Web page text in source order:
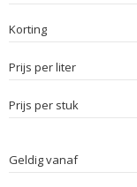
Korting
Prijs per liter
Prijs per stuk
Geldig vanaf